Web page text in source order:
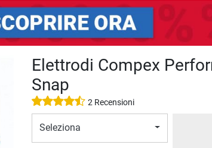
Elettrodi Compex
Snap
2 Recensioni
Seleziona